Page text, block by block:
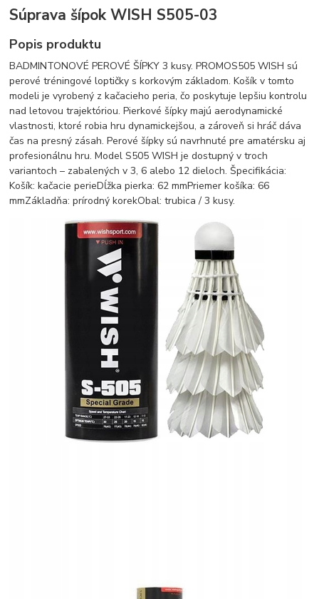
Súprava šípok WISH S505-03
Popis produktu
BADMINTONOVÉ PEROVÉ ŠÍPKY 3 kusy. PROMOS505 WISH sú
perové tréningové loptičky s korkovým základom. Košík v tomto
modeli je vyrobený z kačacieho peria, čo poskytuje lepšiu kontrolu
nad letovou trajektóriou. Pierkové šípky majú aerodynamické
vlastnosti, ktoré robia hru dynamickejšou, a zároveň si hráč dáva
čas na presný zásah. Perové šípky sú navrhnuté pre amatérsku aj
profesionálnu hru. Model S505 WISH je dostupný v troch
variantoch – zabalených v 3, 6 alebo 12 dieloch. Špecifikácia:
Košík: kačacie perieDĺžka pierka: 62 mmPriemer košíka: 66
mmZákladňa: prírodný korekObal: trubica / 3 kusy.